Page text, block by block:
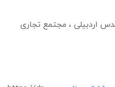
اردبیلی ، مجتمع تجاری